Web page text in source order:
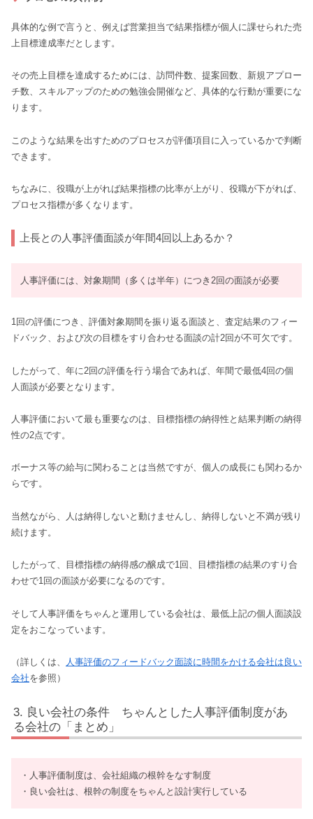
具体的な例で言うと、例えば営業担当で結果指標が個人に課せられた売
上目標達成率だとします。
その売上目標を達成するためには、訪問件数、提案回数、新規アプロー
チ数、スキルアップのための勉強会開催など、具体的な行動が重要にな
ります。
このような結果を出すためのプロセスが評価項目に入っているかで判断
できます。
ちなみに、役職が上がれば結果指標の比率が上がり、役職が下がれば、
プロセス指標が多くなります。
上長との人事評価面談が年間4回以上あるか？
人事評価には、対象期間（多くは半年）につき2回の面談が必要
1回の評価につき、評価対象期間を振り返る面談と、査定結果のフィー
ドバック、および次の目標をすり合わせる面談の計2回が不可欠です。
したがって、年に2回の評価を行う場合であれば、年間で最低4回の個
人面談が必要となります。
人事評価において最も重要なのは、目標指標の納得性と結果判断の納得
性の2点です。
ボーナス等の給与に関わることは当然ですが、個人の成長にも関わるか
らです。
当然ながら、人は納得しないと動けませんし、納得しないと不満が残り
続けます。
したがって、目標指標の納得感の醸成で1回、目標指標の結果のすり合
わせで1回の面談が必要になるのです。
そして人事評価をちゃんと運用している会社は、最低上記の個人面談設
定をおこなっています。
（詳しくは、
人事評価のフィードバック面談に時間をかける会社は良い
会社を参照）
良い会社の条件 ちゃんとした人事評価制度があ
る会社の「まとめ」
・人事評価制度は、会社組織の根幹をなす制度
・良い会社は、根幹の制度をちゃんと設計実行している